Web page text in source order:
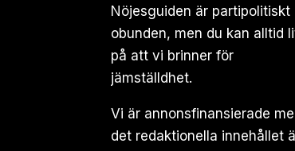
Nöjesguiden är partipolitiskt
obunden, men du kan alltid
på att vi brinner för
jämställdhet.
Vi är annonsfinansierade
det redaktionella innehållet